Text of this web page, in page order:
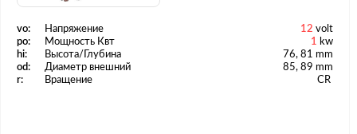
vo: Напряжение 12 volt
po:
Мощность Квт 1
kw
hi:
Высота/Глубина
76, 81 mm
od:
Диаметр внешний
85, 89 mm
r:
Вращение CR